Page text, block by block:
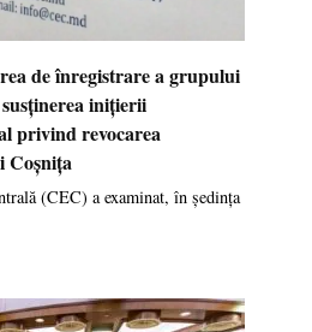
de înregistrare a grupului
inițierii
privind revocarea
Coșnița
(CEC) a examinat, în ședința